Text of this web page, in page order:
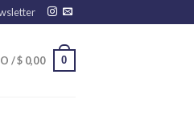
/$ 0,00 0